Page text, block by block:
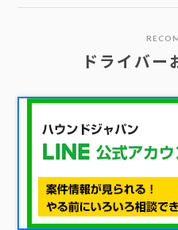
ドライバー